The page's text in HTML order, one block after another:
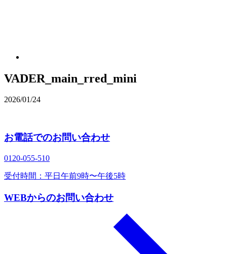
VADER_main_rred_mini
2026/01/24
お電話でのお問い合わせ
0120‐055‐510
受付時間：平日午前9時〜午後5時
WEBからのお問い合わせ